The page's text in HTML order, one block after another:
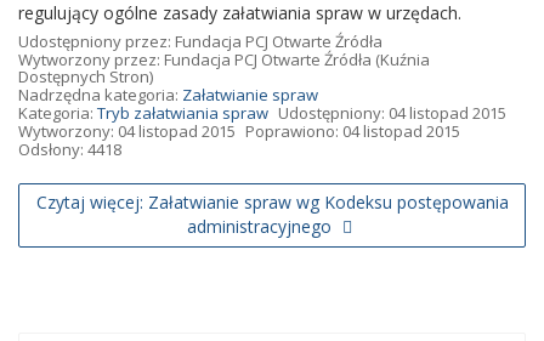
regulujący ogólne zasady załatwiania spraw w urzędach.
Udostępniony przez: Fundacja PCJ Otwarte Źródła
Wytworzony przez: Fundacja PCJ Otwarte Źródła (Kuźnia
Dostępnych Stron)
Nadrzędna kategoria: Załatwianie spraw
Kategoria: Tryb załatwiania spraw Udostępniony: 04 listopad 2015
Wytworzony: 04 listopad 2015 Poprawiono: 04 listopad 2015
Odsłony: 4418
Czytaj więcej: Załatwianie spraw wg Kodeksu postępowania
administracyjnego